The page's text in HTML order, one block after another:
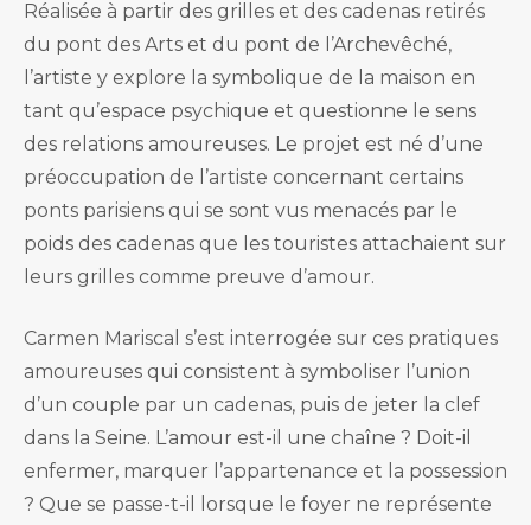
Réalisée à partir des grilles et des cadenas retirés
du pont des Arts et du pont de l’Archevêché,
l’artiste y explore la symbolique de la maison en
tant qu’espace psychique et questionne le sens
des relations amoureuses. Le projet est né d’une
préoccupation de l’artiste concernant certains
ponts parisiens qui se sont vus menacés par le
poids des cadenas que les touristes attachaient sur
leurs grilles comme preuve d’amour.
Carmen Mariscal s’est interrogée sur ces pratiques
amoureuses qui consistent à symboliser l’union
d’un couple par un cadenas, puis de jeter la clef
dans la Seine. L’amour est-il une chaîne ? Doit-il
enfermer, marquer l’appartenance et la possession
? Que se passe-t-il lorsque le foyer ne représente